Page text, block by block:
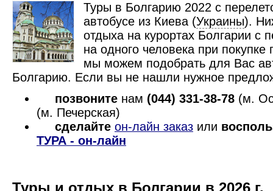
Туры в Болгарию 2022 с
автобусе из Киева (Украины).
отдыха на курортах Болгарии с
на одного человека при
мы можем подобрать для Вас
Болгарию. Если вы не нашли нужное
позвоните нам (044) 331-38-78 (м.
(м. Печерская)
сделайте он-лайн заказ или
ТУРА - он-лайн